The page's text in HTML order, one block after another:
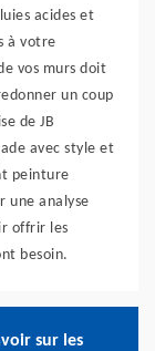
acides et
à votre
vos murs doit
un coup
de JB
avec style et
peinture
une analyse
offrir les
besoin.
sur les